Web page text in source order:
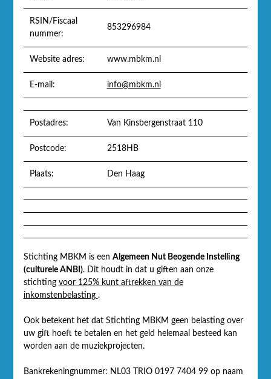
RSIN/Fiscaal
nummer:
853296984
Website adres: www.mbkm.nl
E-mail: info@mbkm.nl
Postadres: Van Kinsbergenstraat 110
Postcode: 2518HB
Plaats: Den Haag
Stichting MBKM is een Algemeen Nut Beogende Instelling
(culturele ANBI). Dit houdt in dat u giften aan onze
stichting voor 125% kunt aftrekken van de
inkomstenbelasting .
Ook betekent het dat Stichting MBKM geen belasting over
uw gift hoeft te betalen en het geld helemaal besteed kan
worden aan de muziekprojecten.
Bankrekeningnummer: NL03 TRIO 0197 7404 99 op naam